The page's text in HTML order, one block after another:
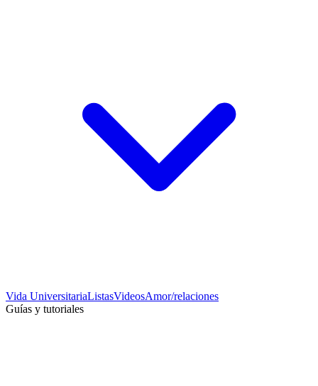
Vida UniversitariaListasVideosAmor/relaciones
Guías y tutoriales